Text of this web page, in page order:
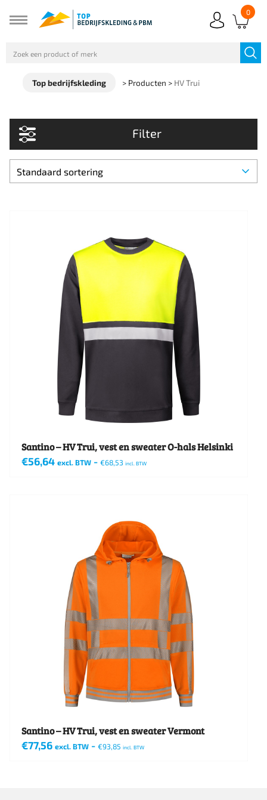
0
Top bedrijfskleding > Producten > HV Trui
Filter
Santino – HV Trui, vest en sweater O-hals Helsinki
€56,64 excl. BTW - €68,53 incl. BTW
productpagina
Santino – HV Trui, vest en sweater Vermont
€77,56 excl. BTW - €93,85 incl. BTW